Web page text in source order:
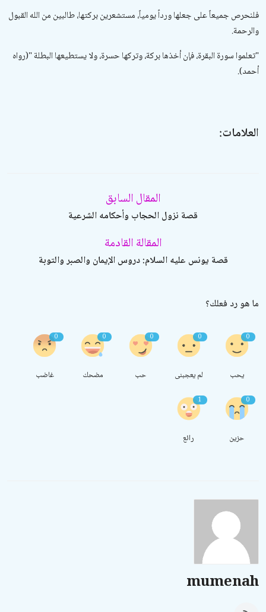
فلنحرص جميعاً على جعلها ورداً يومياً، مستشعرين بركتها، طالبين من الله القبول
والرحمة.
"تعلموا سورة البقرة، فإن أخذها بركة، وتركها حسرة، ولا يستطيعها البطلة"(رواه
أحمد).
العلامات:
المقال السابق
قصة نزول الحجاب وأحكامه الشرعية
المقالة القادمة
قصة يونس عليه السلام: دروس الإيمان والصبر والتوبة
ما هو رد فعلك؟
0
يحب
0
لم يعجبنى
0
حب
0
مضحك
0
غاضب
0
حزين
1
رائع
mumenah